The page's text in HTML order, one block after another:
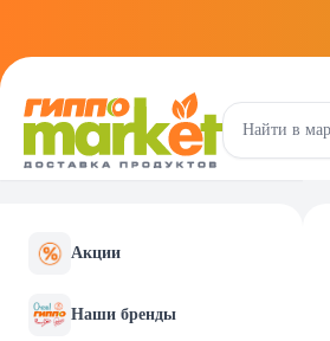
Акции
Наши бренды